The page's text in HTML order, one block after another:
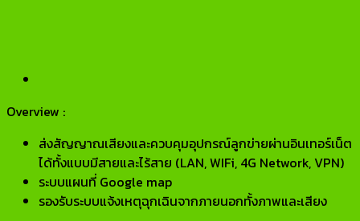
Overview :
ส่งสัญญาณเสียงและควบคุมอุปกรณ์ลูกข่ายผ่านอินเทอร์เน็ต
ได้ทั้งแบบมีสายและไร้สาย (LAN, WIFi, 4G Network, VPN)
ระบบแผนที่ Google map
รองรับระบบแจ้งเหตุฉุกเฉินจากภายนอกทั้งภาพและเสียง